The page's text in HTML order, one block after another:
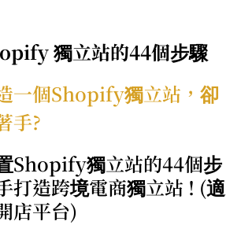
獨立站的44個步驟
一個Shopify獨立站，卻
手?
Shopify獨立站的44個步
打造跨境電商獨立站 ! (適
店平台)